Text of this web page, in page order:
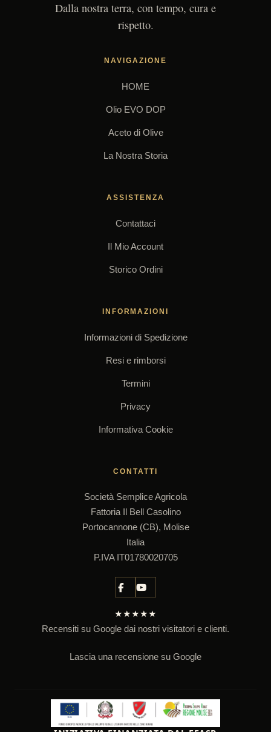
Dalla nostra terra, con tempo, cura e
rispetto.
NAVIGAZIONE
HOME
Olio EVO DOP
Aceto di Olive
La Nostra Storia
ASSISTENZA
Contattaci
Il Mio Account
Storico Ordini
INFORMAZIONI
Informazioni di Spedizione
Resi e rimborsi
Termini
Privacy
Informativa Cookie
CONTATTI
Società Semplice Agricola
Fattoria Il Bell Casolino
Portocannone (CB), Molise
Italia
P.IVA IT01780020705
★★★★★
Recensiti su Google dai nostri visitatori e clienti.
Lascia una recensione su Google